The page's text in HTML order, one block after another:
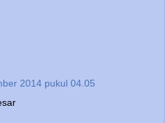
2014 pukul 04.05